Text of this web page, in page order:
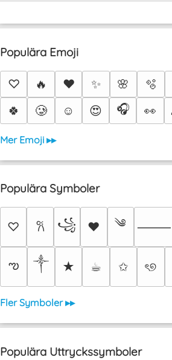
Populära Emoji
♡ 🔥 ❤️ ✨ 🌸 🫧
🍀
🥲 ☺️ 😍 🎧 👀
Mer Emoji ▸▸
Populära Symboler
♡ 𐙚 ꧁ ♥ ༄ ⸻
ఌ ༒︎ ★ ☕︎ ✩ ৎ୭
Fler Symboler ▸▸
Populära Uttryckssymboler